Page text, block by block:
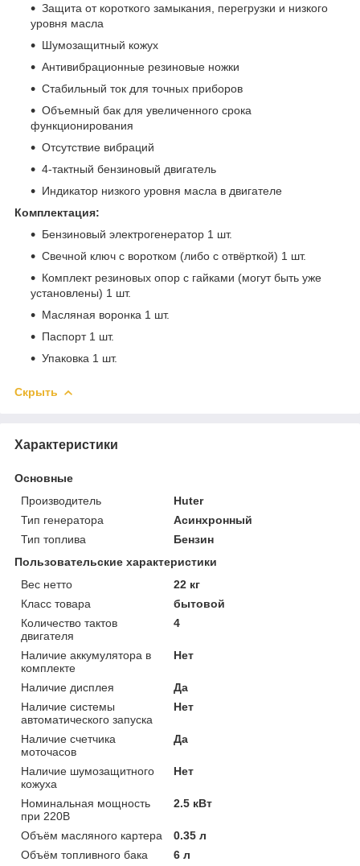
Защита от короткого замыкания, перегрузки и низкого
уровня масла
Шумозащитный кожух
Антивибрационные резиновые ножки
Стабильный ток для точных приборов
Объемный бак для увеличенного срока
функционирования
Отсутствие вибраций
4-тактный бензиновый двигатель
Индикатор низкого уровня масла в двигателе
Комплектация:
Бензиновый электрогенератор 1 шт.
Свечной ключ с воротком (либо с отвёрткой) 1 шт.
Комплект резиновых опор с гайками (могут быть уже
установлены) 1 шт.
Масляная воронка 1 шт.
Паспорт 1 шт.
Упаковка 1 шт.
Скрыть
Характеристики
Основные
Производитель
Huter
Тип генератора
Асинхронный
Тип топлива
Бензин
Пользовательские характеристики
Вес нетто
22 кг
Класс товара
бытовой
Количество тактов
двигателя
4
Наличие аккумулятора в
комплекте
Нет
Наличие дисплея
Да
Наличие системы
автоматического запуска
Нет
Наличие счетчика
моточасов
Да
Наличие шумозащитного
кожуха
Нет
Номинальная мощность
при 220В
2.5 кВт
Объём масляного картера
0.35 л
Объём топливного бака
6 л